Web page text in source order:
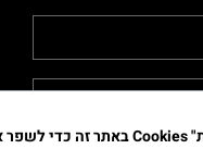
אנו משתמשים בקבצי "עוגיות" Cookies באתר זה כדי לשפר את